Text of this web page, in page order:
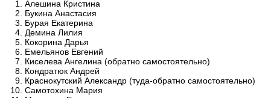
Алешина Кристина
Букина Анастасия
Бурая Екатерина
Демина Лилия
Кокорина Дарья
Емельянов Евгений
Киселева Ангелина (обратно самостоятельно)
Кондратюк Андрей
Краснокутский Александр (туда-обратно самостоятельно)
Самотохина Мария